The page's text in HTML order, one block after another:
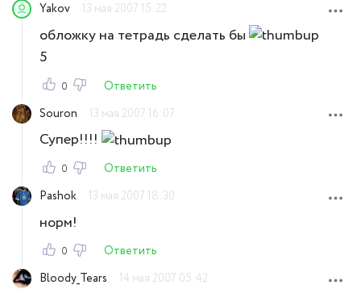
Yakov
13 мая 2007 15:22
обложку на тетрадь сделать бы
5
0
Ответить
Souron
13 мая 2007 16:07
Супер!!!!
0
Ответить
Pashok
13 мая 2007 18:30
норм!
0
Ответить
Bloody_Tears
14 мая 2007 05:42